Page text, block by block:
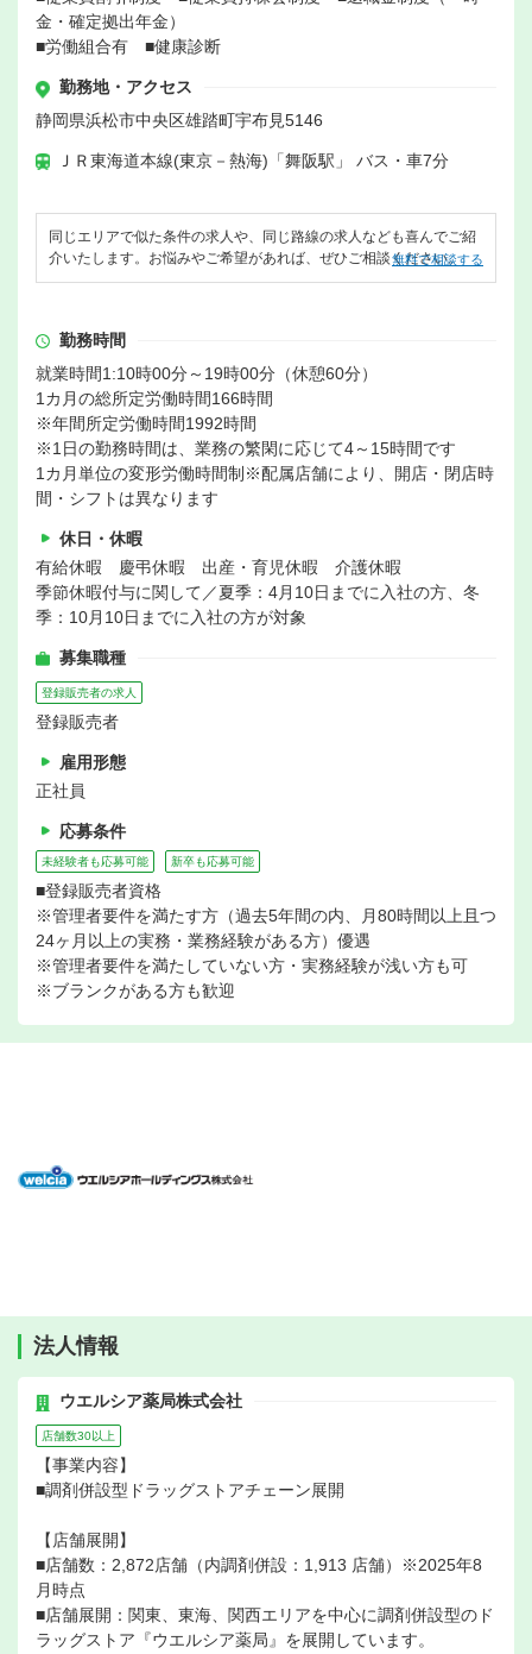
金・確定拠出年金）
■労働組合有 ■健康診断
勤務地・アクセス
静岡県浜松市中央区雄踏町宇布見5146
ＪＲ東海道本線(東京－熱海)「舞阪駅」 バス・車7分
同じエリアで似た条件の求人や、同じ路線の求人なども喜んでご紹
介いたします。お悩みやご希望があれば、ぜひご相談ください。
無料で相談する
勤務時間
就業時間1:10時00分～19時00分（休憩60分）
1カ月の総所定労働時間166時間
※年間所定労働時間1992時間
※1日の勤務時間は、業務の繁閑に応じて4～15時間です
1カ月単位の変形労働時間制※配属店舗により、開店・閉店時
間・シフトは異なります
休日・休暇
有給休暇 慶弔休暇 出産・育児休暇 介護休暇
季節休暇付与に関して／夏季：4月10日までに入社の方、冬
季：10月10日までに入社の方が対象
募集職種
登録販売者の求人
登録販売者
雇用形態
正社員
応募条件
未経験者も応募可能 新卒も応募可能
■登録販売者資格
※管理者要件を満たす方（過去5年間の内、月80時間以上且つ
24ヶ月以上の実務・業務経験がある方）優遇
※管理者要件を満たしていない方・実務経験が浅い方も可
※ブランクがある方も歓迎
法人情報
ウエルシア薬局株式会社
店舗数30以上
【事業内容】
■調剤併設型ドラッグストアチェーン展開
【店舗展開】
■店舗数：2,872店舗（内調剤併設：1,913 店舗）※2025年8
月時点
■店舗展開：関東、東海、関西エリアを中心に調剤併設型のド
ラッグストア『ウエルシア薬局』を展開しています。